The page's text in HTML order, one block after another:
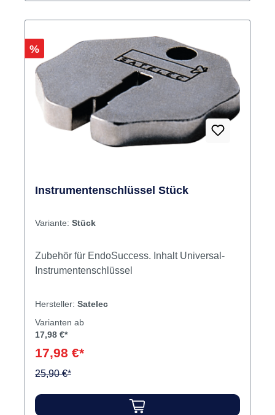
Rabatt
%
Instrumentenschlüssel Stück
Variante: Stück
Zubehör für EndoSuccess. Inhalt Universal-
Instrumentenschlüssel
Hersteller: Satelec
Varianten ab
17,98 €*
17,98 €*
25,90 €*